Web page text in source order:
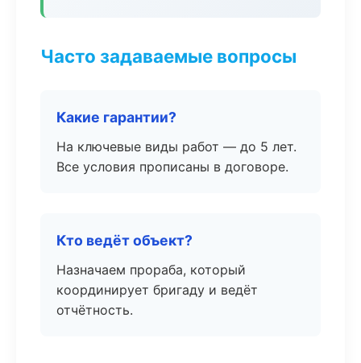
Часто задаваемые вопросы
Какие гарантии?
На ключевые виды работ — до 5 лет.
Все условия прописаны в договоре.
Кто ведёт объект?
Назначаем прораба, который
координирует бригаду и ведёт
отчётность.